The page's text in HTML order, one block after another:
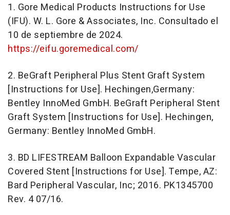
1. Gore Medical Products Instructions for Use
(IFU). W. L. Gore & Associates, Inc. Consultado el
10 de septiembre de 2024.
https://eifu.goremedical.com/
2. BeGraft Peripheral Plus Stent Graft System
[Instructions for Use]. Hechingen,Germany:
Bentley InnoMed GmbH. BeGraft Peripheral Stent
Graft System [Instructions for Use]. Hechingen,
Germany: Bentley InnoMed GmbH.
3. BD LIFESTREAM Balloon Expandable Vascular
Covered Stent [Instructions for Use]. Tempe, AZ:
Bard Peripheral Vascular, Inc; 2016. PK1345700
Rev. 4 07/16.